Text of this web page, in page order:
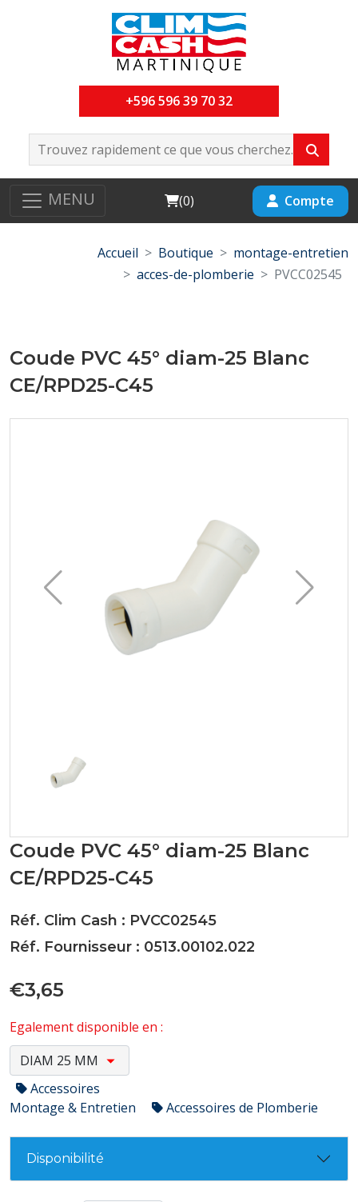
+596 596 39 70 32
MENU Cart
(0) Compte
Accueil Boutique
montage-entretien
acces-de-plomberie
PVCC02545
Coude PVC 45° diam-25 Blanc
CE/RPD25-C45
Coude PVC 45° diam-25 Blanc
CE/RPD25-C45
Réf. Clim Cash : PVCC02545
Réf. Fournisseur : 0513.00102.022
€3,65
Egalement disponible en :
Accessoires
Montage & Entretien
Accessoires de Plomberie
Disponibilité